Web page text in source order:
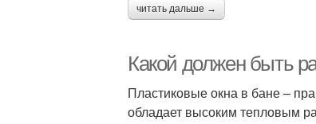
читать дальше →
Какой должен быть
Пластиковые окна в бане –
обладает высоким тепловым